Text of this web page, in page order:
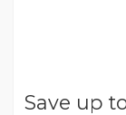
Save up